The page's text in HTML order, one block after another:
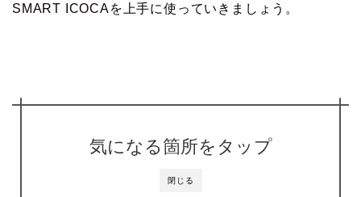
SMART ICOCAを上手に使っていきましょう。
閉じる
気になる箇所をタップ